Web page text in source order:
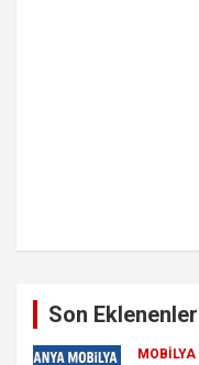
Son Eklenenler
MOBILYA